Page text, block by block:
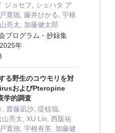
ジョセフ, シェハタ ア
寛徳, 藤井ひかる, 宇根
亮太, 加藤健太郎
プログラム・抄録集
年
る野生のコウモリを対
およびPteropine
学的調査
齋藤凪沙, 堤椋哉,
山亮太, XU Lin, 西阪祐
寛徳, 宇根有美, 加藤健